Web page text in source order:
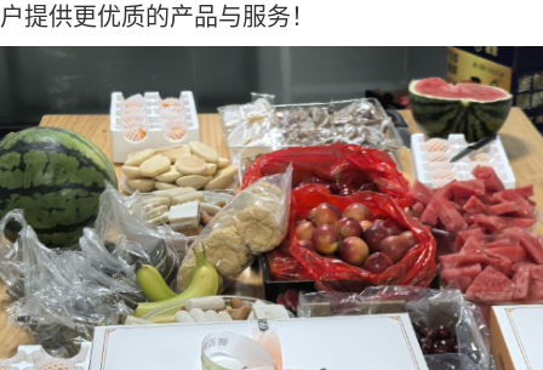
户提供更优质的产品与服务！